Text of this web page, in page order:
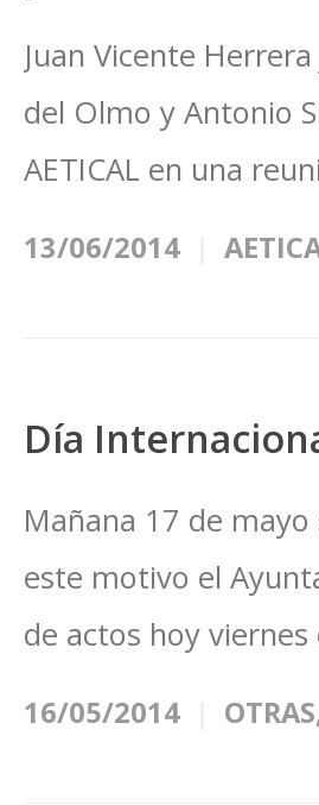
Juan Vicente
del Olmo y Antonio
AETICAL en una
13/06/2014
Día
Mañana 17 de
este motivo el
de actos hoy viernes
16/05/2014 OTRAS